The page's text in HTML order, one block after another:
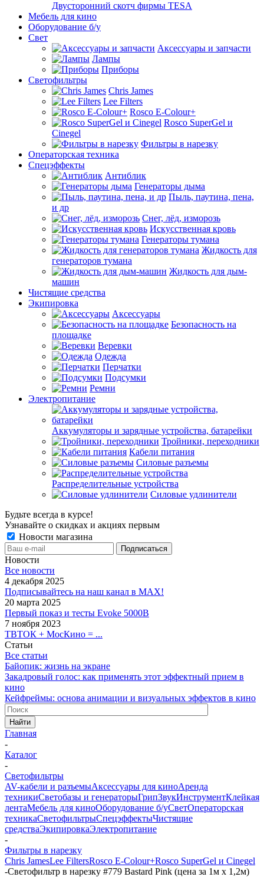
Двусторонний скотч фирмы TESA
Мебель для кино
Оборудование б/у
Свет
Аксессуары и запчасти
Лампы
Приборы
Светофильтры
Chris James
Lee Filters
Rosco E-Colour+
Rosco SuperGel и
Cinegel
Фильтры в нарезку
Операторская техника
Спецэффекты
Антиблик
Генераторы дыма
Пыль, паутина, пена,
и др
Снег, лёд, изморозь
Искусственная кровь
Генераторы тумана
Жидкость для
генераторов тумана
Жидкость для дым-
машин
Чистящие средства
Экипировка
Аксессуары
Безопасность на
площадке
Веревки
Одежда
Перчатки
Подсумки
Ремни
Электропитание
Аккумуляторы и зарядные устройства, батарейки
Тройники, переходники
Кабели питания
Силовые разъемы
Распределительные устройства
Силовые удлинители
Будьте всегда в курсе!
Узнавайте о скидках и акциях первым
Новости магазина
Новости
Все новости
4 декабря 2025
Подписывайтесь на наш канал в MAX!
20 марта 2025
Первый показ и тесты Evoke 5000B
7 ноября 2023
ТВТОК + МосКино = ...
Статьи
Все статьи
Байопик: жизнь на экране
Закадровый голос: как применять этот эффектный прием в
кино
Кейфреймы: основа анимации и визуальных эффектов в кино
Найти
Главная
-
Каталог
-
Светофильтры
AV-кабели и разъемыАксессуары для киноАренда
техникиСветобазы и генераторыГрипЗвукИнструментКлейкая
лентаМебель для киноОборудование б/уСветОператорская
техникаСветофильтрыСпецэффектыЧистящие
средстваЭкипировкаЭлектропитание
-
Фильтры в нарезку
Chris JamesLee FiltersRosco E-Colour+Rosco SuperGel и Cinegel
-Светофильтр в нарезку #779 Bastard Pink (цена за 1м х 1,2м)